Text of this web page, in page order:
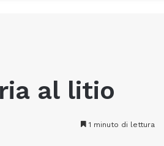
al litio
1 minuto di lettura